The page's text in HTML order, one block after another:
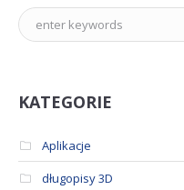
KATEGORIE
Aplikacje
długopisy 3D